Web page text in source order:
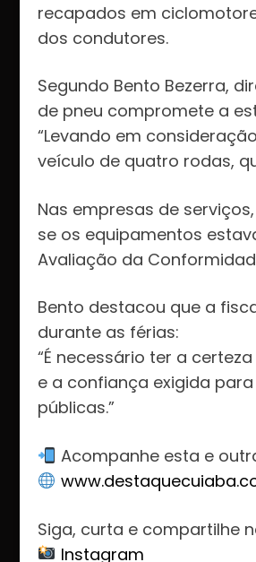
recapados em
dos condutores.
Segundo Bento Bezerra,
de pneu compromete a
“Levando em
veículo de quatro rodas,
Nas empresas de
se os equipamentos
Avaliação da
Bento destacou que a
durante as férias:
“É necessário ter a
e a confiança exigida
públicas.”
Acompanhe esta e
Siga, curta e compartilhe
Instagram